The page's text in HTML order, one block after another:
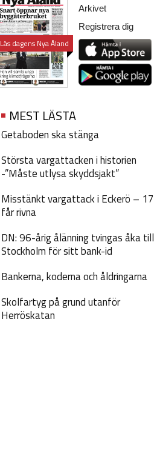
Läs dagens Nya Åland
Arkivet
Registrera dig
MEST LÄSTA
Getaboden ska stänga
Största vargattacken i historien
-”Måste utlysa skyddsjakt”
Misstänkt vargattack i Eckerö – 17
får rivna
DN: 96-årig ålänning tvingas åka till
Stockholm för sitt bank-id
Bankerna, koderna och åldringarna
Skolfartyg på grund utanför
Herröskatan